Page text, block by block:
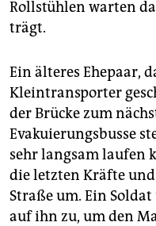
Rollstühlen warten
trägt.
Ein älteres Ehepaar,
Kleintransporter
der Brücke zum
Evakuierungsbusse
sehr langsam laufen
die letzten Kräfte
Straße um. Ein
auf ihn zu, um den